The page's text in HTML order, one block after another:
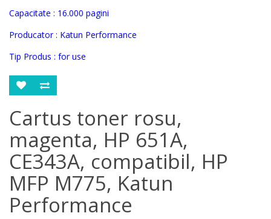
Capacitate : 16.000 pagini
Producator : Katun Performance
Tip Produs : for use
Cartus toner rosu,
magenta, HP 651A,
CE343A, compatibil, HP
MFP M775, Katun
Performance